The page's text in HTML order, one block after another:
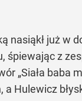
nasiąkł już w
śpiewając z
„Siała baba
Hulewicz